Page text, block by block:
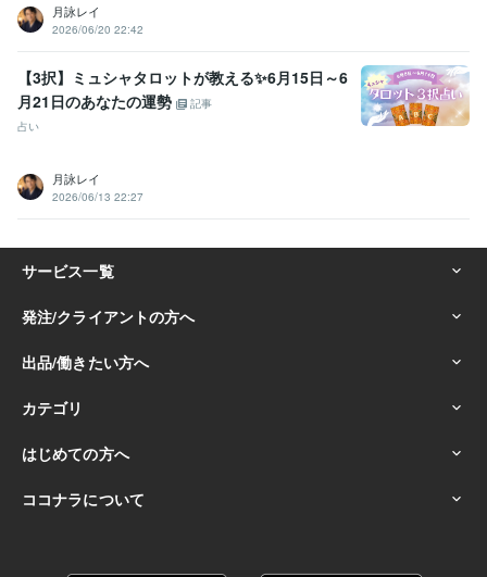
月詠レイ
2026/06/20 22:42
【3択】ミュシャタロットが教える✨6月15日～6
月21日のあなたの運勢
記事
占い
月詠レイ
2026/06/13 22:27